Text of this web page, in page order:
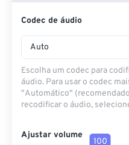
Codec de áudio
Auto
Escolha um codec para
áudio. Para usar o codec
"Automático"
recodificar o áudio,
Ajustar volume
100